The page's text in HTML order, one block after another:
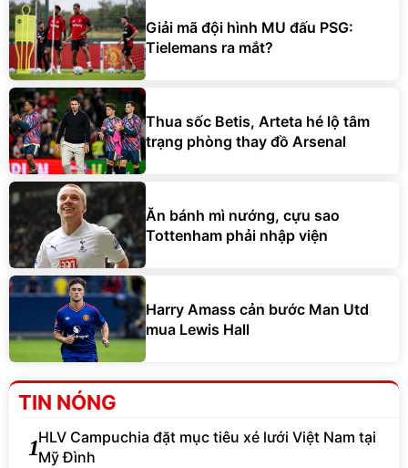
Giải mã đội hình MU đấu PSG:
Tielemans ra mắt?
Thua sốc Betis, Arteta hé lộ tâm
trạng phòng thay đồ Arsenal
Ăn bánh mì nướng, cựu sao
Tottenham phải nhập viện
Harry Amass cản bước Man Utd
mua Lewis Hall
TIN NÓNG
1HLV Campuchia đặt mục tiêu xé lưới Việt Nam tại
Mỹ Đình